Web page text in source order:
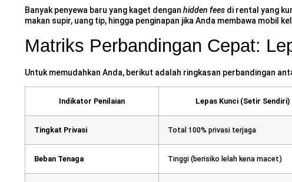
Banyak penyewa baru yang kaget dengan hidden fees di rental yang
makan supir, uang tip, hingga penginapan jika Anda membawa mobil
Matriks Perbandingan Cepat:
Untuk memudahkan Anda, berikut adalah ringkasan perbandingan
Indikator Penilaian Lepas Kunci (Setir Sendiri)
Tingkat Privasi Total 100% privasi terjaga
Beban Tenaga Tinggi (berisiko lelah kena macet)